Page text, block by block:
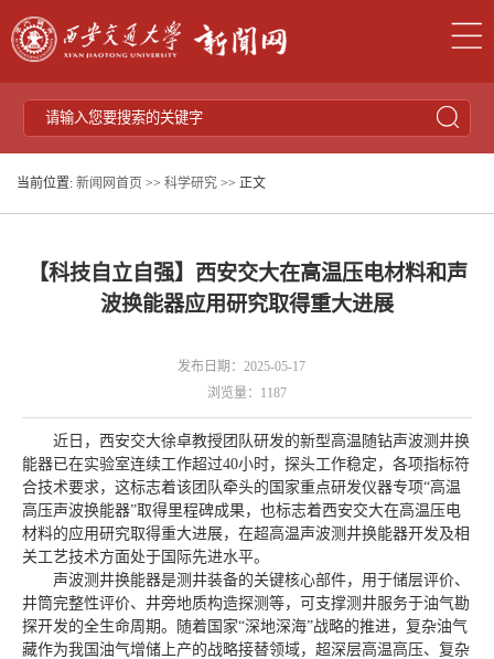
当前位置: 新闻网首页 >> 科学研究 >> 正文
【科技自立自强】西安交大在高温压电材料和声
波换能器应用研究取得重大进展
发布日期：2025-05-17
浏览量： 1187
近日，西安交大徐卓教授团队研发的新型高温随钻声波测井换
能器已在实验室连续工作超过40小时，探头工作稳定，各项指标符
合技术要求，这标志着该团队牵头的国家重点研发仪器专项“高温
高压声波换能器”取得里程碑成果，也标志着西安交大在高温压电
材料的应用研究取得重大进展，在超高温声波测井换能器开发及相
关工艺技术方面处于国际先进水平。
声波测井换能器是测井装备的关键核心部件，用于储层评价、
井筒完整性评价、井旁地质构造探测等，可支撑测井服务于油气勘
探开发的全生命周期。随着国家“深地深海”战略的推进，复杂油气
藏作为我国油气增储上产的战略接替领域，超深层高温高压、复杂